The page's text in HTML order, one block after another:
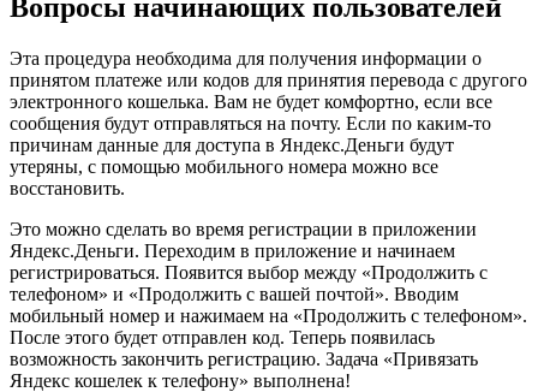
Вопросы начинающих пользователей
Эта процедура необходима для получения информации о
принятом платеже или кодов для принятия перевода с другого
электронного кошелька. Вам не будет комфортно, если все
сообщения будут отправляться на почту. Если по каким-то
причинам данные для доступа в Яндекс.Деньги будут
утеряны, с помощью мобильного номера можно все
восстановить.
Это можно сделать во время регистрации в приложении
Яндекс.Деньги. Переходим в приложение и начинаем
регистрироваться. Появится выбор между «Продолжить с
телефоном» и «Продолжить с вашей почтой». Вводим
мобильный номер и нажимаем на «Продолжить с телефоном».
После этого будет отправлен код. Теперь появилась
возможность закончить регистрацию. Задача «Привязать
Яндекс кошелек к телефону» выполнена!